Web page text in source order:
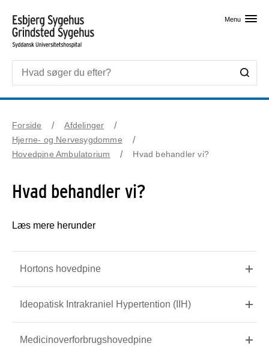
Menu
Forside
Afdelinger
Hjerne- og Nervesygdomme
Hovedpine Ambulatorium
Hvad behandler vi?
Hvad behandler vi?
Læs mere herunder
Hortons hovedpine
Ideopatisk Intrakraniel Hypertention (IIH)
Medicinoverforbrugshovedpine